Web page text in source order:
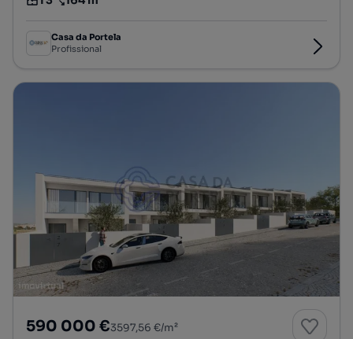
Tipologia
Preço por metro quadrado
Casa da Portela
Profissional
590 000 €3597,56 €/m²